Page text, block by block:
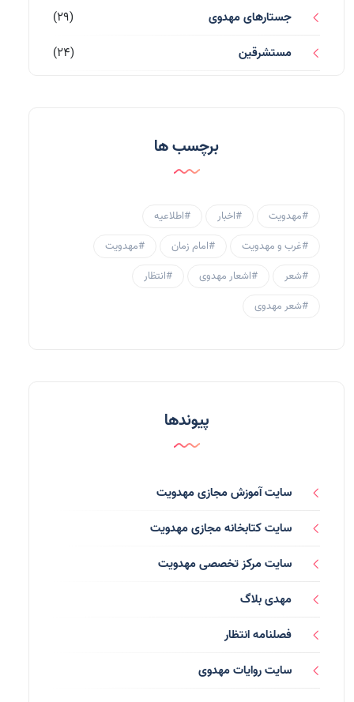
جستارهای مهدوی
(29)
مستشرقین
(24)
زنان و مهدویت
برچسب ها
#مهدویت #اخبار
#اطلاعیه
#غرب و مهدویت
#امام زمان
#مهدویت
#شعر
#اشعار مهدوی
#انتظار
#شعر مهدوی
پیوندها
سایت آموزش مجازی مهدویت
سایت کتابخانه مجازی مهدویت
سایت مرکز تخصصی مهدویت
مهدی بلاگ
فصلنامه انتظار
سایت روایات مهدوی